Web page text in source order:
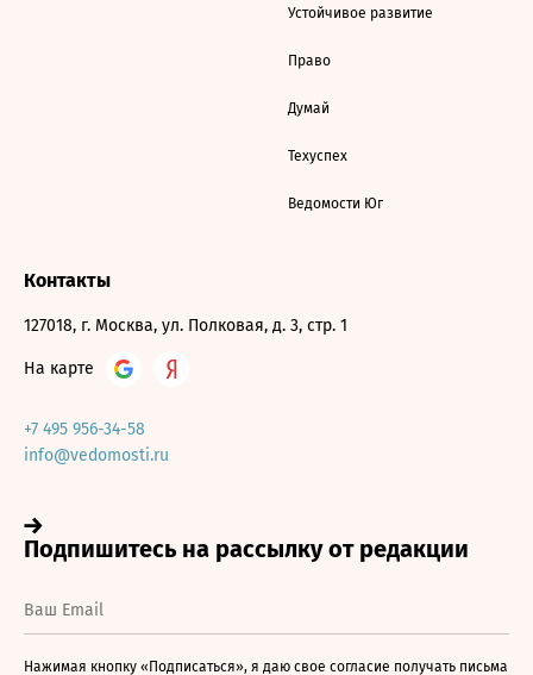
Устойчивое развитие
Право
Думай
Техуспех
Ведомости Юг
Контакты
127018, г. Москва, ул. Полковая, д. 3, стр. 1
На карте
+7 495 956-34-58
info@vedomosti.ru
Нажимая кнопку «Подписаться», я даю свое согласие получать письма